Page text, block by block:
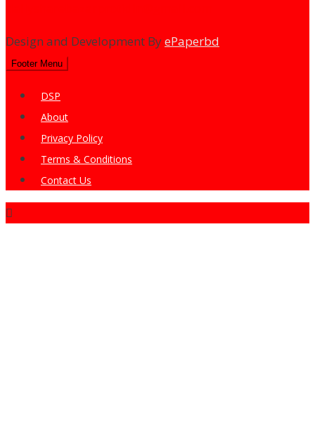
Design and Development ByePaperbd
Footer Menu
DSP
About
Privacy Policy
Terms & Conditions
Contact Us